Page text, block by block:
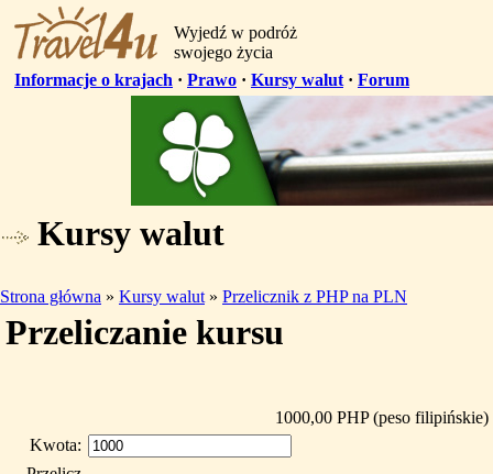
Wyjedź w podróż
swojego życia
Informacje o krajach · Prawo · Kursy walut · Forum
Kursy walut
Strona główna » Kursy walut » Przelicznik z PHP na PLN
Przeliczanie kursu
1000,00 PHP (peso
Kwota: